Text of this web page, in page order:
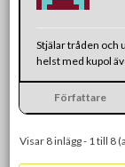
Stjälar tråden och
helst med kupol
Författare
Visar 8 inlägg - 1 till 8